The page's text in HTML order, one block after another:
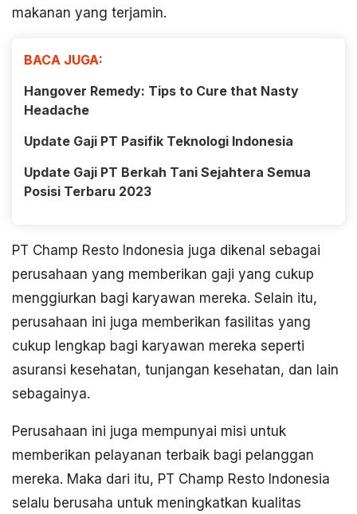
makanan yang terjamin.
BACA JUGA:
Hangover Remedy: Tips to Cure that Nasty
Headache
Update Gaji PT Pasifik Teknologi Indonesia
Update Gaji PT Berkah Tani Sejahtera Semua
Posisi Terbaru 2023
PT Champ Resto Indonesia juga dikenal sebagai
perusahaan yang memberikan gaji yang cukup
menggiurkan bagi karyawan mereka. Selain itu,
perusahaan ini juga memberikan fasilitas yang
cukup lengkap bagi karyawan mereka seperti
asuransi kesehatan, tunjangan kesehatan, dan lain
sebagainya.
Perusahaan ini juga mempunyai misi untuk
memberikan pelayanan terbaik bagi pelanggan
mereka. Maka dari itu, PT Champ Resto Indonesia
selalu berusaha untuk meningkatkan kualitas